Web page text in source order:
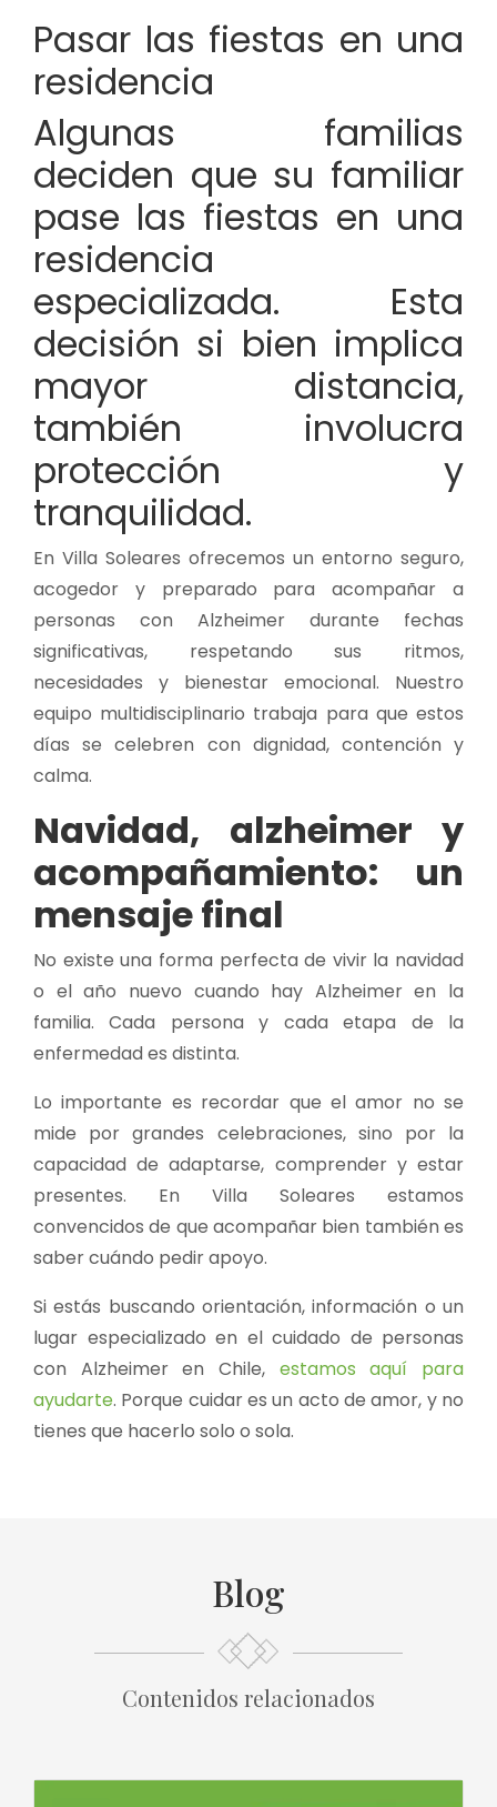
Pasar las fiestas en una
residencia
Algunas familias
deciden que su familiar
pase las fiestas en una
residencia
especializada. Esta
decisión si bien implica
mayor distancia,
también involucra
protección y
tranquilidad.
En Villa Soleares ofrecemos un entorno seguro,
acogedor y preparado para acompañar a
personas con Alzheimer durante fechas
significativas, respetando sus ritmos,
necesidades y bienestar emocional. Nuestro
equipo multidisciplinario trabaja para que estos
días se celebren con dignidad, contención y
calma.
Navidad, alzheimer y
acompañamiento: un
mensaje final
No existe una forma perfecta de vivir la navidad
o el año nuevo cuando hay Alzheimer en la
familia. Cada persona y cada etapa de la
enfermedad es distinta.
Lo importante es recordar que el amor no se
mide por grandes celebraciones, sino por la
capacidad de adaptarse, comprender y estar
presentes. En Villa Soleares estamos
convencidos de que acompañar bien también es
saber cuándo pedir apoyo.
Si estás buscando orientación, información o un
lugar especializado en el cuidado de personas
con Alzheimer en Chile, estamos aquí para
ayudarte. Porque cuidar es un acto de amor, y no
tienes que hacerlo solo o sola.
Blog
Contenidos relacionados